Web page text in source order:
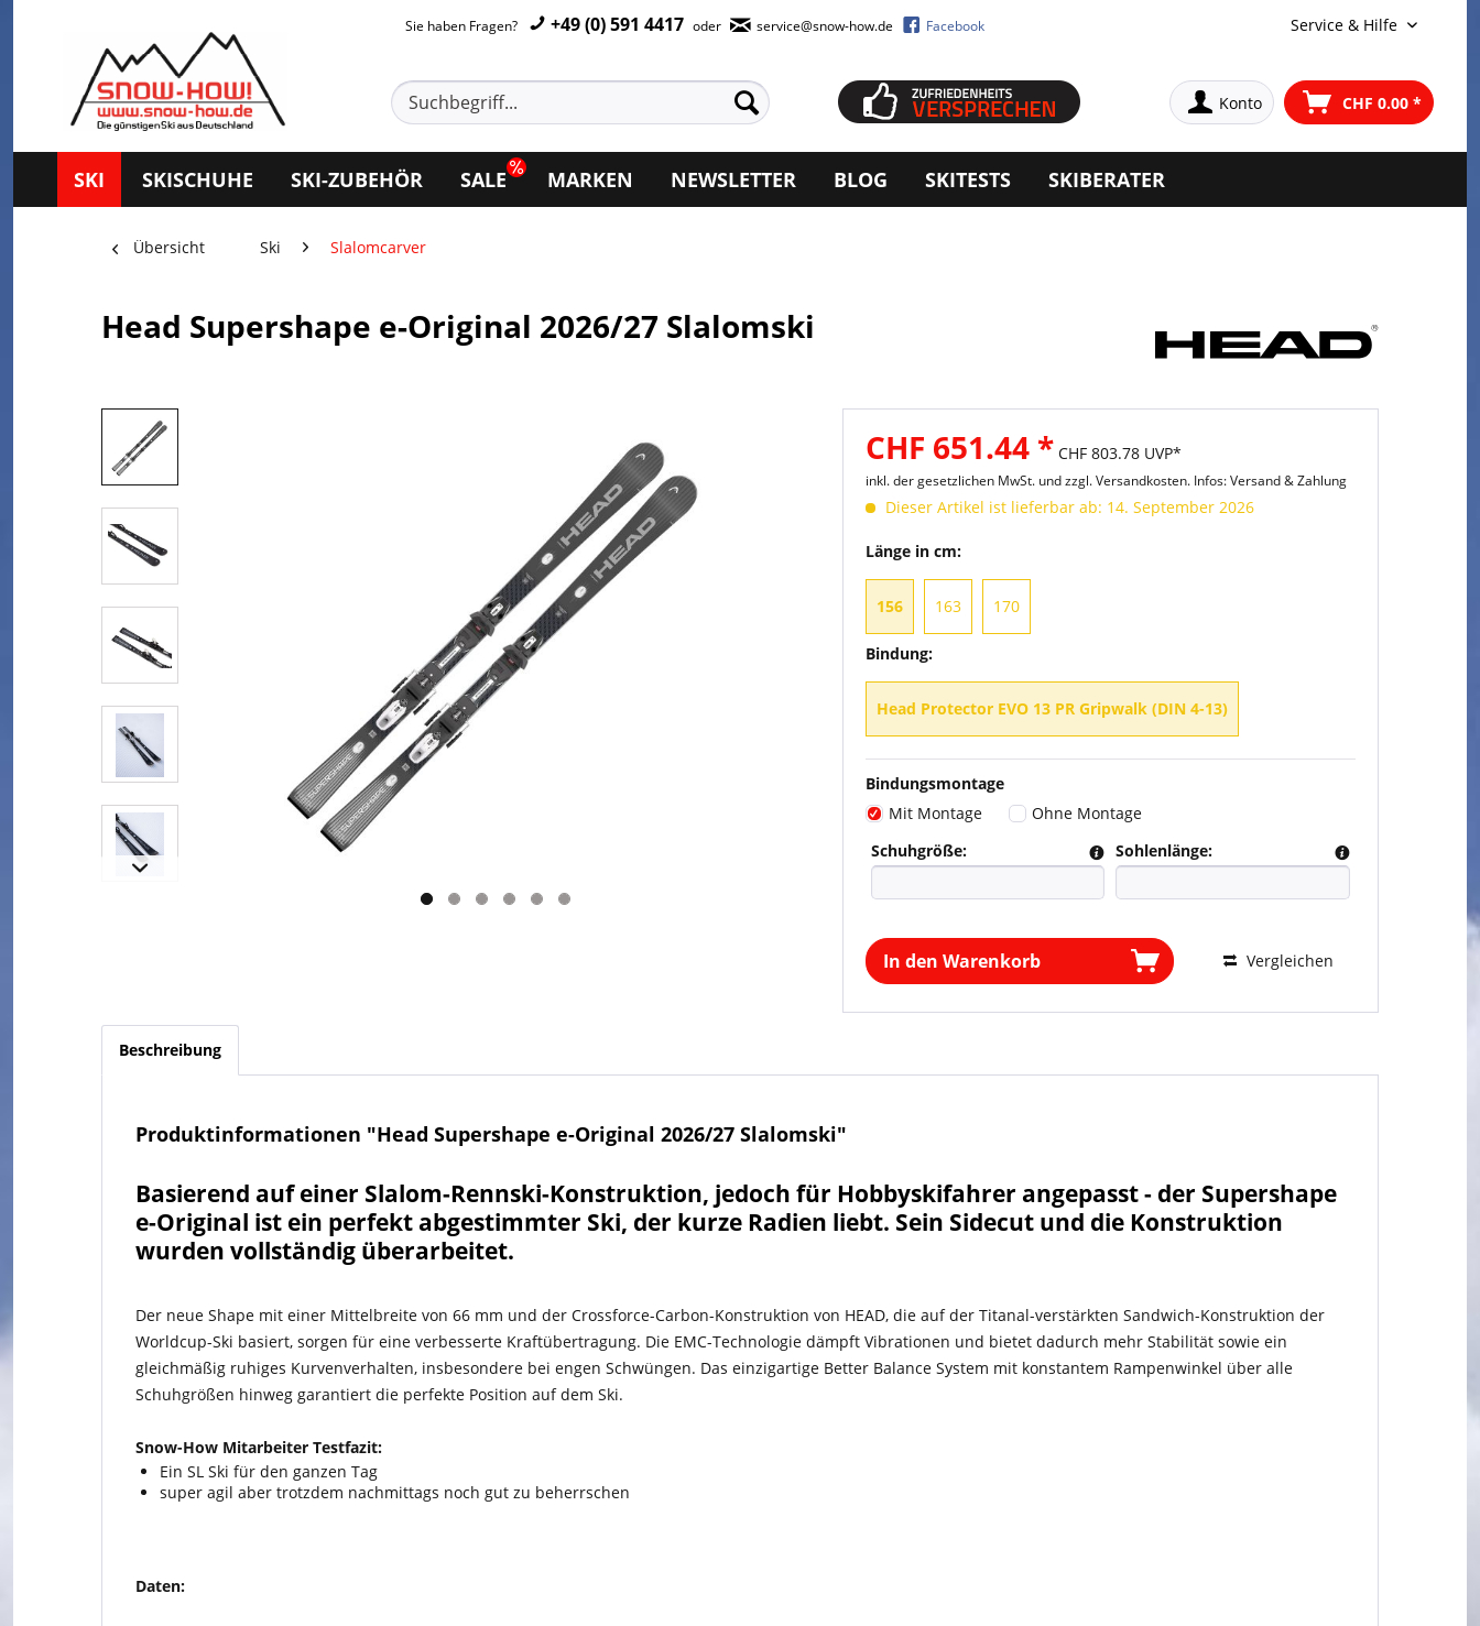
Sie haben Fragen? +49 (0) 591 4417 oder service@snow-how.de Facebook Service & Hilfe
Konto CHF 0.00 *
SKI SKISCHUHE SKI-ZUBEHÖR SALE MARKEN NEWSLETTER BLOG SKITESTS SKIBERATER
Übersicht Ski Slalomcarver
Head Supershape e-Original 2026/27 Slalomski
CHF 651.44 * CHF 803.78 UVP*
inkl. der gesetzlichen MwSt. undzzgl. Versandkosten. Infos: Versand & Zahlung
Dieser Artikel ist lieferbar ab: 14. September 2026
Länge in cm:
156 163 170
Bindung:
Head Protector EVO 13 PR Gripwalk (DIN 4-13)
Bindungsmontage
Mit Montage
Ohne Montage
Schuhgröße:
Sohlenlänge:
In den Warenkorb Vergleichen
Beschreibung
Produktinformationen "Head Supershape e-Original 2026/27 Slalomski"
Basierend auf einer Slalom-Rennski-Konstruktion, jedoch für Hobbyskifahrer angepasst - der Supershape
e-Original ist ein perfekt abgestimmter Ski, der kurze Radien liebt. Sein Sidecut und die Konstruktion
wurden vollständig überarbeitet.
Der neue Shape mit einer Mittelbreite von 66 mm und der Crossforce-Carbon-Konstruktion von HEAD, die auf der Titanal-verstärkten Sandwich-Konstruktion der
Worldcup-Ski basiert, sorgen für eine verbesserte Kraftübertragung. Die EMC-Technologie dämpft Vibrationen und bietet dadurch mehr Stabilität sowie ein
gleichmäßig ruhiges Kurvenverhalten, insbesondere bei engen Schwüngen. Das einzigartige Better Balance System mit konstantem Rampenwinkel über alle
Schuhgrößen hinweg garantiert die perfekte Position auf dem Ski.
Snow-How Mitarbeiter Testfazit:
Ein SL Ski für den ganzen Tag
super agil aber trotzdem nachmittags noch gut zu beherrschen
Daten: